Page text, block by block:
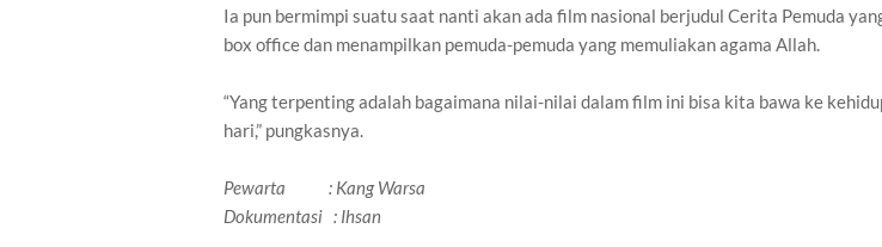
Ia pun bermimpi suatu saat nanti akan ada film nasional berjudul Cerita Pemuda
box office dan menampilkan pemuda-pemuda yang memuliakan agama Allah.
“Yang terpenting adalah bagaimana nilai-nilai dalam film ini bisa kita bawa ke
hari,” pungkasnya.
Pewarta : Kang Warsa
Dokumentasi : Ihsan